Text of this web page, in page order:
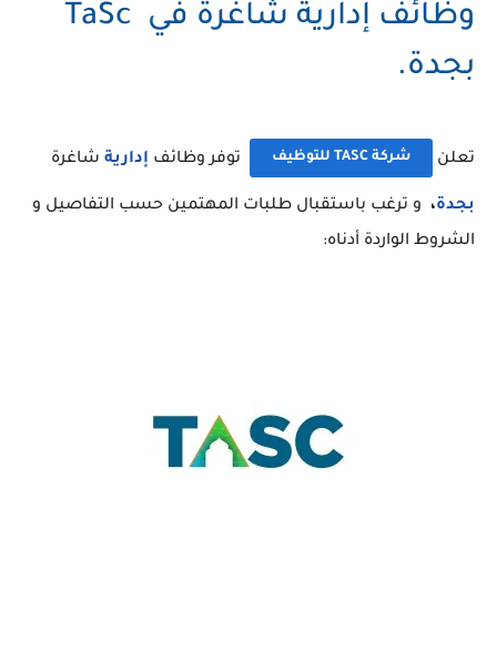
وظائف إدارية شاغرة في TaSc
بجدة.
تعلن شركة TASC للتوظيف توفر وظائف إدارية شاغرة
بجدة، و ترغب باستقبال طلبات المهتمين حسب التفاصيل و
الشروط الواردة أدناه: